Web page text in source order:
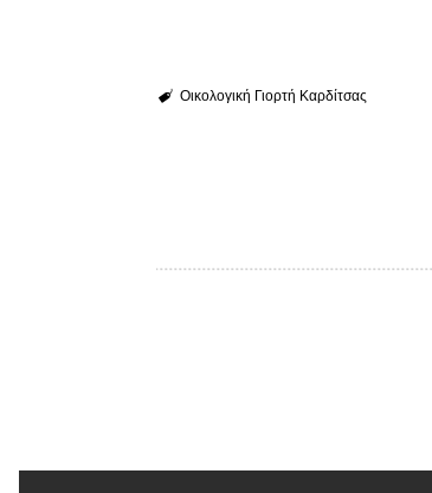
Οικολογική Γιορτή Καρδίτσας